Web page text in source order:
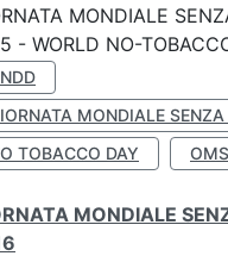
MONDIALE
- WORLD NO-
MONDIALE
TOBACCO DAY
OMS
MONDIALE